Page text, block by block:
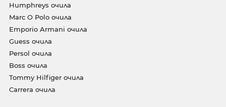
Humphreys очила
Marc O Polo очила
Emporio Armani очила
Guess очила
Persol очила
Boss очила
Tommy Hilfiger очила
Carrera очила